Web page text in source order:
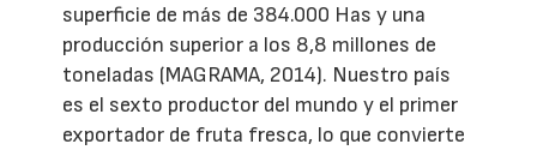
superficie de más de 384.000 Has y una
producción superior a los 8,8 millones de
toneladas (MAGRAMA, 2014). Nuestro país
es el sexto productor del mundo y el primer
exportador de fruta fresca, lo que convierte